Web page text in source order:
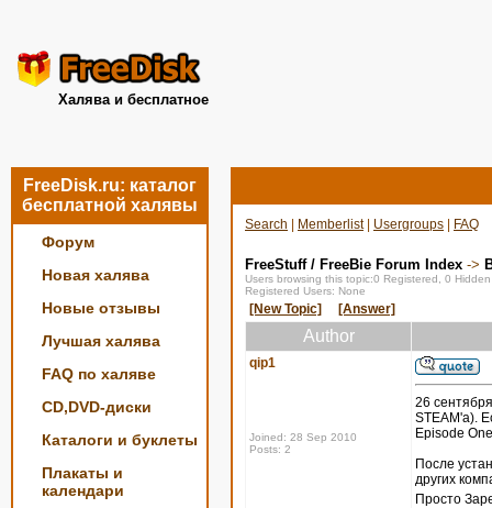
Халява и бесплатное
FreeDisk.ru: каталог
бесплатной халявы
Форум
Новая халява
Новые отзывы
Лучшая халява
FAQ по халяве
CD,DVD-диски
Каталоги и буклеты
Плакаты и
календари
Search Memberlist| Usergroups FAQ
FreeStuff / FreeBie Forum Index ->
Users browsing this topic:0 Registered, 0
Registered Users: None
[New Topic] [Answer]
Author
qip1
Joined: 28 Sep 2010
Posts: 2
26
STEAM'a).
Episode
После
других
Просто